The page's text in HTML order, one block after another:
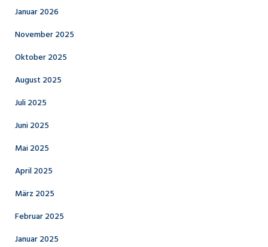
Januar 2026
November 2025
Oktober 2025
August 2025
Juli 2025
Juni 2025
Mai 2025
April 2025
März 2025
Februar 2025
Januar 2025